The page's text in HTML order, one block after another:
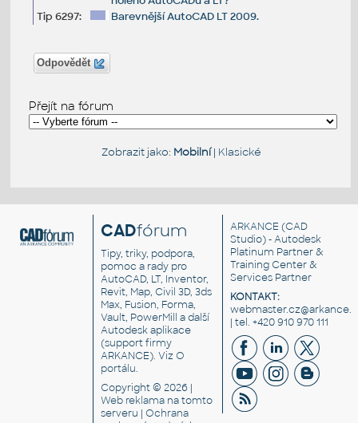
Tip 6297:
Barevnější AutoCAD LT 2009.
Odpovědět
Přejít na fórum
Zobrazit jako: Mobilní| Klasické
CADfórum
Tipy, triky, podpora,
pomoc a rady pro
AutoCAD, LT, Inventor,
Revit, Map, Civil 3D, 3ds
Max, Fusion, Forma,
Vault, PowerMill a další
Autodesk aplikace
(support firmy
ARKANCE). VizO
portálu.
Copyright © 2026 |
Web reklama na tomto
serveru |Ochrana
ARKANCE (CAD
Studio) - Autodesk
Platinum Partner &
Training Center &
Services Partner
KONTAKT:
| tel. +420 910 970 111